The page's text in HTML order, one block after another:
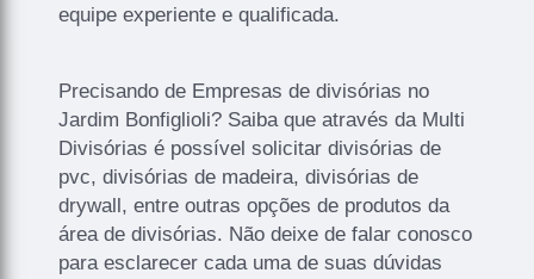
equipe experiente e qualificada.
Precisando de Empresas de divisórias no
Jardim Bonfiglioli? Saiba que através da Multi
Divisórias é possível solicitar divisórias de
pvc, divisórias de madeira, divisórias de
drywall, entre outras opções de produtos da
área de divisórias. Não deixe de falar conosco
para esclarecer cada uma de suas dúvidas